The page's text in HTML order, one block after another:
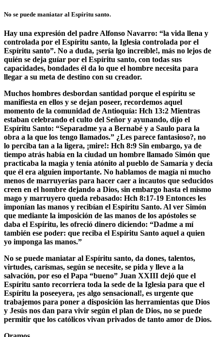
No se puede maniatar al Espíritu santo.
Hay una expresión del padre Alfonso Navarro: “la vida llena y
controlada por el Espíritu santo, la Iglesia controlada por el
Espíritu santo”. No a duda, ¡sería lgo increíble!, más no lejos de
quién se deja guíar por el Espíritu santo, con todas sus
capacidades, bondades él da lo que el hombre necesita para
llegar a su meta de destino con su creador.
Muchos hombres desbordan santidad porque el espíritu se
manifiesta en ellos y se dejan poseer, recordemos aquel
momento de la comunidad de Antioquía: Hch 13:2 Mientras
estaban celebrando el culto del Señor y ayunando, dijo el
Espíritu Santo: “Separadme ya a Bernabé y a Saulo para la
obra a la que los tengo llamados.” ¿Les parece fantasioso?, no
lo perciba tan a la ligera, ¡mire!: Hch 8:9 Sin embargo, ya de
tiempo atrás había en la ciudad un hombre llamado Simón que
practicaba la magia y tenía atónito al pueblo de Samaría y decía
que él era alguien importante. No hablamos de magía ni mucho
menos de marruyerías para hacer caer a incautos que seducidos
creen en el hombre dejando a Dios, sin embargo hasta el mismo
mago y marruyero queda rebasado: Hch 8:17-19 Entonces les
imponían las manos y recibían el Espíritu Santo. Al ver Simón
que mediante la imposición de las manos de los apóstoles se
daba el Espíritu, les ofreció dinero diciendo: “Dadme a mí
también ese poder: que reciba el Espíritu Santo aquel a quien
yo imponga las manos.”
No se puede maniatar al Espíritu santo, da dones, talentos,
virtudes, carísmas, según se necesite, se pida y lleve a la
salvación, por eso el Papa “bueno” Juan XXIII dejó que el
Espíritu santo recorriera toda la sede de la Iglesia para que el
Espíritu la poseeyera, ¡es algo sensacional!, es urgente que
trabajemos para poner a disposición las herramientas que Dios
y Jesús nos dan para vivir según el plan de Dios, no se puede
permitir que los católicos vivan privados de tanto amor de Dios.